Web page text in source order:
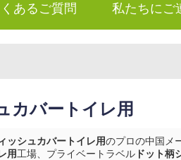
あるご質問 私たちにご
カバートイレ用
ッシュカバートイレ用のプロの中国メ
用工場、プライベートラベル ドット柄